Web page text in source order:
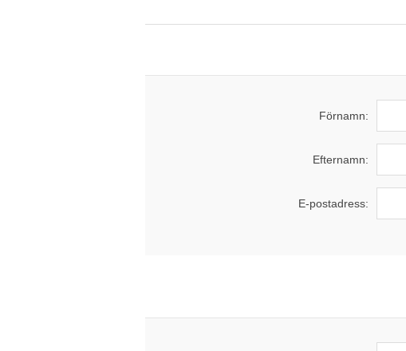
Förnamn:
Efternamn:
E-postadress: